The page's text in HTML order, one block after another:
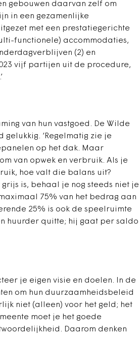
gebouwen daarvan zelf om
in een gezamenlijke
met een prestatiegerichte
functionele) accommodaties,
(2) en
vijf partijen uit de procedure,
van hun vastgoed. De Wilde
‘Regelmatig zie je
op het dak. Maar
van opwek en verbruik. Als je
hoe valt die balans uit?
is, behaal je nog steeds niet je
75% van het bedrag aan
25% is ook de speelruimte
huurder quitte; hij gaat per saldo
je eigen visie en doelen. In de
om hun duurzaamheidsbeleid
niet (alleen) voor het geld; het
moet je het goede
Daarom denken